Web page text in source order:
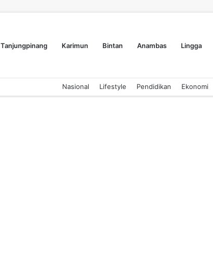
Tanjungpinang Karimun Bintan Anambas Lingga
Nasional Lifestyle Pendidikan Ekonomi